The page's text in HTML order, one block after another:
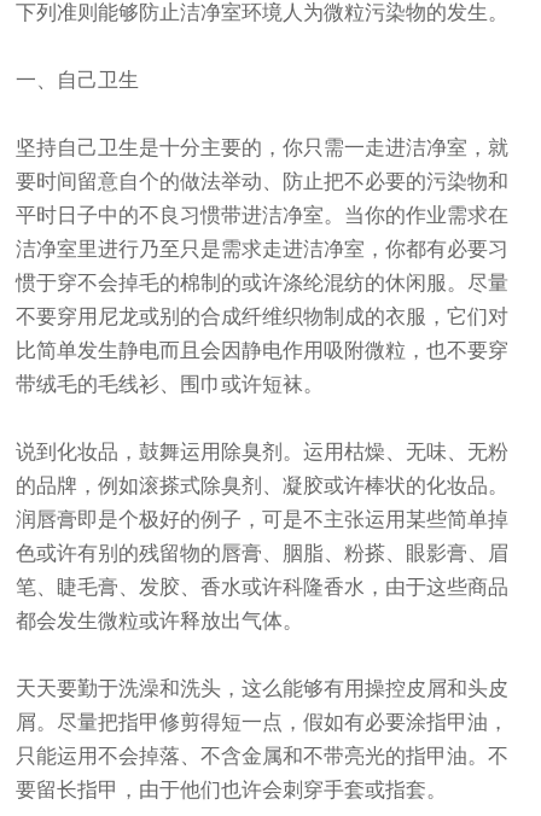
下列准则能够防止洁净室环境人为微粒污染物的发生。
一、自己卫生
坚持自己卫生是十分主要的，你只需一走进洁净室，就
要时间留意自个的做法举动、防止把不必要的污染物和
平时日子中的不良习惯带进洁净室。当你的作业需求在
洁净室里进行乃至只是需求走进洁净室，你都有必要习
惯于穿不会掉毛的棉制的或许涤纶混纺的休闲服。尽量
不要穿用尼龙或别的合成纤维织物制成的衣服，它们对
比简单发生静电而且会因静电作用吸附微粒，也不要穿
带绒毛的毛线衫、围巾或许短袜。
说到化妆品，鼓舞运用除臭剂。运用枯燥、无味、无粉
的品牌，例如滚搽式除臭剂、凝胶或许棒状的化妆品。
润唇膏即是个极好的例子，可是不主张运用某些简单掉
色或许有别的残留物的唇膏、胭脂、粉搽、眼影膏、眉
笔、睫毛膏、发胶、香水或许科隆香水，由于这些商品
都会发生微粒或许释放出气体。
天天要勤于洗澡和洗头，这么能够有用操控皮屑和头皮
屑。尽量把指甲修剪得短一点，假如有必要涂指甲油，
只能运用不会掉落、不含金属和不带亮光的指甲油。不
要留长指甲，由于他们也许会刺穿手套或指套。